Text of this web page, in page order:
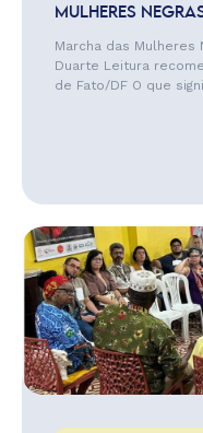
MULHERES
Marcha das Mulheres
Duarte Leitura
de Fato/DF O que